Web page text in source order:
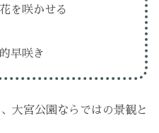
を咲かせる
早咲き
大宮公園ならではの景観と